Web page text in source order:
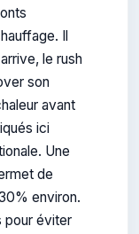
Il
le rush
son
avant
ici
Une
de
environ.
pour éviter